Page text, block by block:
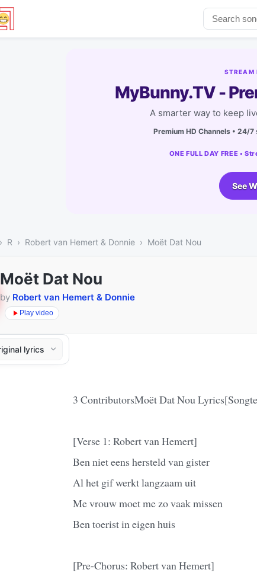
STREAM
MyBunny.TV -
A smarter way to keep
Premium HD Channels • 24/
ONE FULL DAY FREE •
See
R Robert van Hemert & Donnie Moët Dat Nou
Moët Dat Nou
by Robert van Hemert & Donnie
Play video
3 ContributorsMoët Dat Nou
[Verse 1: Robert van Hemert]
Ben niet eens hersteld van gister
Al het gif werkt langzaam uit
Me vrouw moet me zo vaak missen
Ben toerist in eigen huis
[Pre-Chorus: Robert van Hemert]